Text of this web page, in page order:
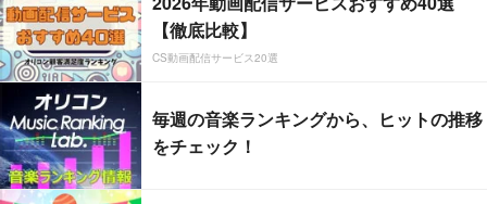
【徹底比較】
CS動画配信サービス20選
毎週の音楽ランキングから、ヒットの推移
をチェック！